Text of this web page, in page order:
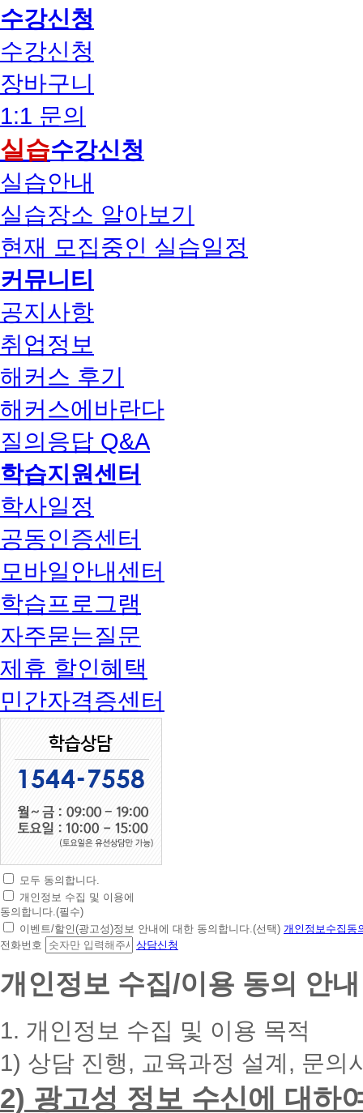
수강신청
수강신청
장바구니
1:1 문의
실습수강신청
실습안내
실습장소 알아보기
현재 모집중인 실습일정
커뮤니티
공지사항
취업정보
해커스 후기
해커스에바란다
질의응답 Q&A
학습지원센터
학사일정
공동인증센터
모바일안내센터
학습프로그램
자주묻는질문
제휴 할인혜택
민간자격증센터
초
간
편
상
담
청
대
폰
입
력
모두 동의합니다.
개인정보 수집 및 이용에
동의합니다.(필수)
이벤트/할인(광고성)정보 안내에 대한 동의합니다.(선택) 개인정보수집동
전화번호
상담신청
개인정보 수집/이용 동의 안내
1. 개인정보 수집 및 이용 목적
1) 상담 진행, 교육과정 설계, 문의
2) 광고성 정보 수신에 대하